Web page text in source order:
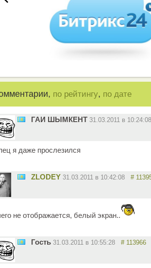
по рейтингу, по дате
ГАИ ШЫМКЕНТ 31.03.2011 в
я даже прослезился
ZLODEY 31.03.2011 в 10:42:08 #
не отображается, белый экран..
Гость 31.03.2011 в 10:55:28 # 113966